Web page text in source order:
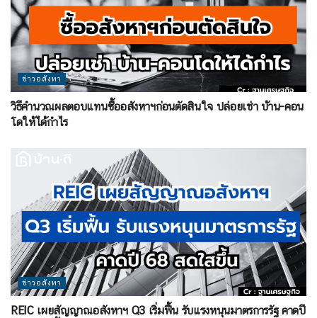
ข่าวอสังหา
วิธีคำนวณผลตอบแทนซื้ออสังหาฯก่อนตัดสินใจ ปล่อยเช่า บ้าน-คอน
โดให้ได้กำไร
ข่าวอสังหา
REIC เผยสัญญาณอสังหาฯ Q3 เริ่มฟื้น รับแรงหนุนมาตรการรัฐ คาดปี